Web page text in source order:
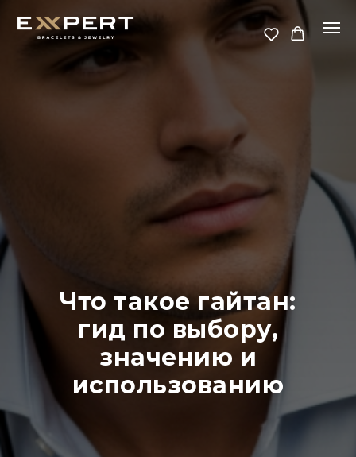
Что такое гайтан:
гид по выбору,
значению и
использованию